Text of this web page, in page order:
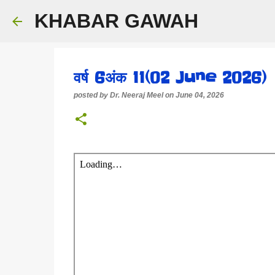
KHABAR GAWAH
वर्ष 6अंक 11(02 June 2026)
posted by Dr. Neeraj Meel on June 04, 2026